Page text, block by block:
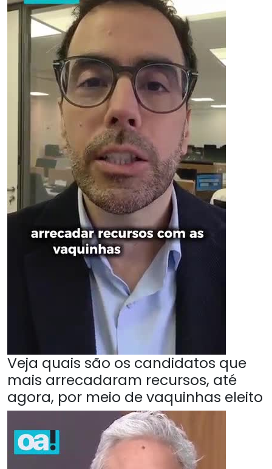
Veja quais são os candidatos que
mais arrecadaram recursos, até
agora, por meio de vaquinhas eleito